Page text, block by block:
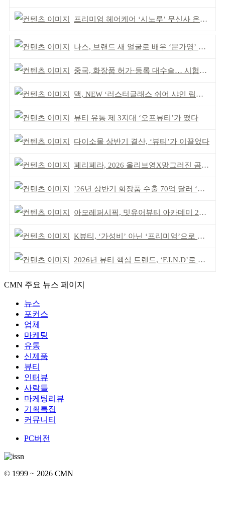
프리미엄 헤어케어 ‘시노루’ 무신사 온라인 입점
나스, 브랜드 새 얼굴로 배우 ‘문가영’ 발탁
중국, 화장품 허가·등록 대수술… 시험자료 공용 허용
맥, NEW ‘러스터글래스 쉬어 샤인 립스틱’ 출시
뷰티 유통 제 3지대 ‘오프뷰티’가 떴다
다이소몰 상반기 결산, ‘뷰티’가 이끌었다
페리페라, 2026 올리브영X망그러진 곰 콜라보
’26년 상반기 화장품 수출 70억 달러 ‘역대 최고’
아모레퍼시픽, 밋유어뷰티 아카데미 2기 발대식
K뷰티, ‘가성비’ 아닌 ‘프리미엄’으로 승부걸어야
2026년 뷰티 핵심 트렌드, ‘F.I.N.D’로 읽는다
CMN 주요 뉴스 페이지
뉴스
포커스
업체
마케팅
유통
신제품
뷰티
인터뷰
사람들
마케팅리뷰
기획특집
커뮤니티
PC버전
© 1999 ~ 2026 CMN